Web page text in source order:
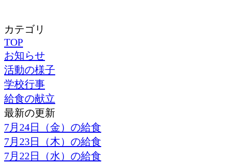
カテゴリ
TOP
お知らせ
活動の様子
学校行事
給食の献立
最新の更新
7月24日（金）の給食
7月23日（木）の給食
7月22日（水）の給食